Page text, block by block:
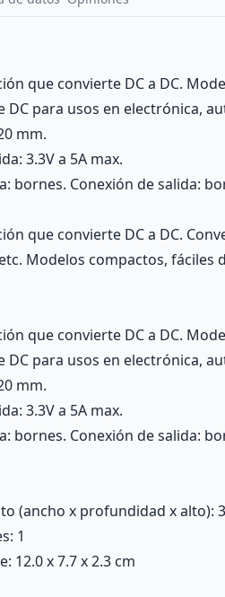
que convierte DC a DC.
DC para usos en electrónica,
mm.
3.3V a 5A max.
bornes. Conexión de salida:
que convierte DC a DC.
Modelos compactos, fáciles
que convierte DC a DC.
DC para usos en electrónica,
mm.
3.3V a 5A max.
bornes. Conexión de salida:
(ancho x profundidad x alto):
1
12.0 x 7.7 x 2.3 cm